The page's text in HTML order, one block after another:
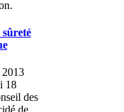
sûreté
2013
18
des